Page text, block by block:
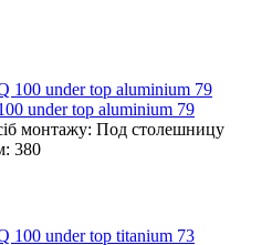
under top aluminium 79
монтажу: Под столешницу
380